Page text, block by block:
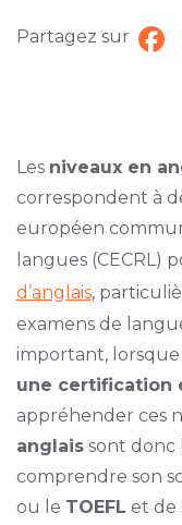
Partagez sur
Les niveaux en
correspondent à
européen
langues (CECRL)
d’anglais,
examens de
important, lorsque
une certification
appréhender ces
anglaissont donc
comprendre son
ou le TOEFL et de